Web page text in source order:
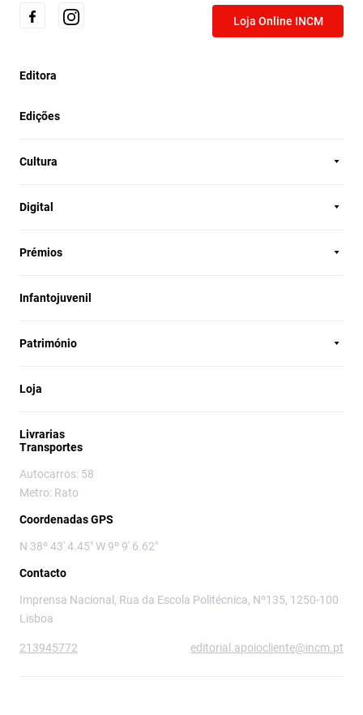
Loja Online INCM
Editora
Edições
Cultura
Digital
Prémios
Infantojuvenil
Património
Loja
Livrarias
Transportes
Autocarros: 58
Metro: Rato
Coordenadas GPS
N 38º 43' 4.45" W 9º 9' 6.62"
Contacto
Imprensa Nacional, Rua da Escola Politécnica, Nº135, 1250-100
Lisboa
213945772 editorial.apoiocliente@incm.pt